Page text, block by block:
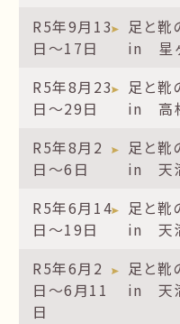
R5年9月13
日～17日
足と
in 星
R5年8月23
日～29日
足と
in 高
R5年8月2
日～6日
足と
in 天
R5年6月14
日～19日
足と
in 天
R5年6月2
日～6月11
日
足と
in 天